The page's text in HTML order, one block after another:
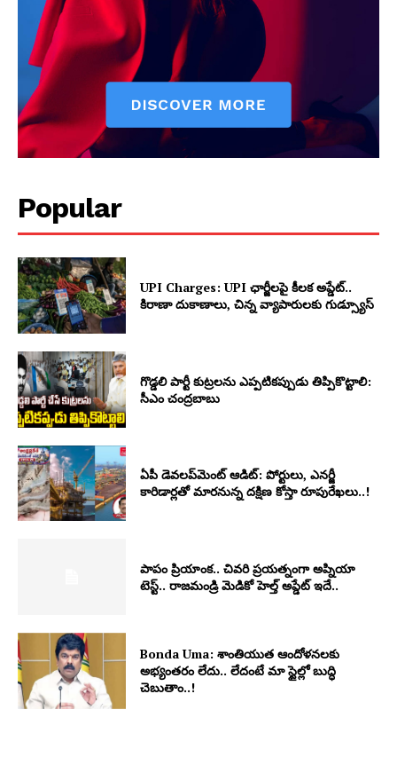
Popular
UPI Charges: UPI ఛార్జీలపై కీలక అప్డేట్..
కిరాణా దుకాణాలు, చిన్న వ్యాపారులకు గుడ్స్యూస్
గొడ్డలి పార్టీ కుట్రలను ఎప్పటికప్పుడు తిప్పికొట్టాలి:
సీఎం చంద్రబాబు
ఏపీ డెవలప్‌మెంట్ ఆడిట్: పోర్టులు, ఎనర్జీ
కారిడార్లతో మారనున్న దక్షిణ కోస్తా రూపురేఖలు..!
పాపం ప్రియాంక.. చివరి ప్రయత్నంగా అప్నియా
టెస్ట్.. రాజమండ్రి మెడికో హెల్త్ అప్డేట్ ఇదే..
Bonda Uma: శాంతియుత ఆందోళనలకు
అభ్యంతరం లేదు.. లేదంటే మా స్టైల్లో బుద్ధి
చెబుతాం..!